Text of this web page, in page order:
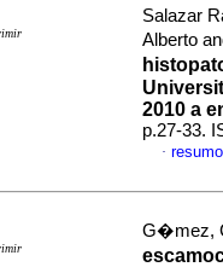
Salazar
Alberto
2010 a
p.27-33.
·
G�mez,